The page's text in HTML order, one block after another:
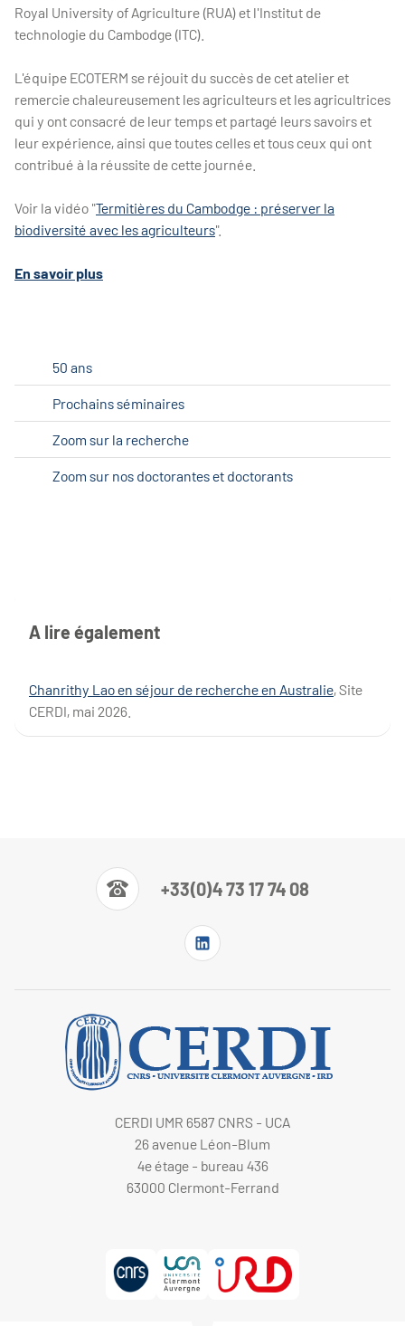
Royal University of Agriculture (RUA) et l'Institut de
technologie du Cambodge (ITC).
L'équipe ECOTERM se réjouit du succès de cet atelier et
remercie chaleureusement les agriculteurs et les agricultrices
qui y ont consacré de leur temps et partagé leurs savoirs et
leur expérience, ainsi que toutes celles et tous ceux qui ont
contribué à la réussite de cette journée.
Voir la vidéo "Termitières du Cambodge : préserver la
biodiversité avec les agriculteurs".
En savoir plus
50 ans
Prochains séminaires
Zoom sur la recherche
Zoom sur nos doctorantes et doctorants
A lire également
Chanrithy Lao en séjour de recherche en Australie, Site
CERDI, mai 2026.
+33(0)4 73 17 74 08
CERDI UMR 6587 CNRS - UCA
26 avenue Léon-Blum
4e étage - bureau 436
63000 Clermont-Ferrand